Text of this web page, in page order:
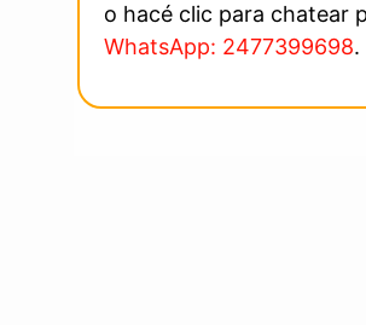
o hacé clic para chatear
WhatsApp: 2477399698.